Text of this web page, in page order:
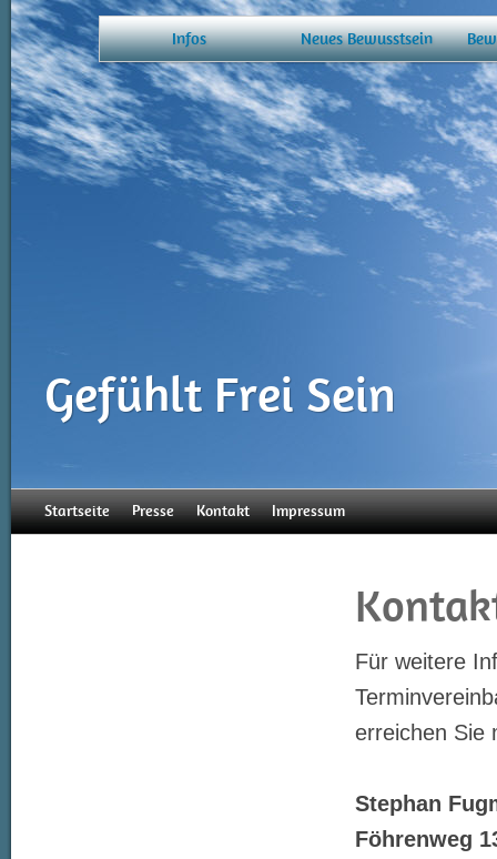
Gefühlt Frei Sein
Infos Neues Bewusstsein
Startseite Presse Kontakt Impressum
Für weitere
erreichen Sie
Stephan
Föhrenweg